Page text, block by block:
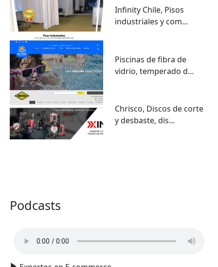
Infinity Chile, Pisos
industriales y com...
Piscinas de fibra de
vidrio, temperado d...
Chrisco, Discos de corte
y desbaste, dis...
Podcasts